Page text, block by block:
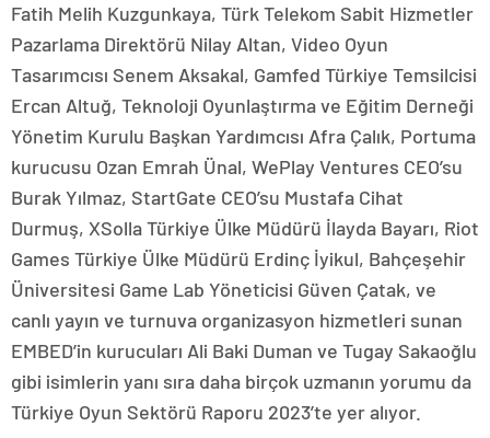
Fatih Melih Kuzgunkaya, Türk Telekom Sabit Hizmetler
Pazarlama Direktörü Nilay Altan, Video Oyun
Tasarımcısı Senem Aksakal, Gamfed Türkiye Temsilcisi
Ercan Altuğ, Teknoloji Oyunlaştırma ve Eğitim Derneği
Yönetim Kurulu Başkan Yardımcısı Afra Çalık, Portuma
kurucusu Ozan Emrah Ünal, WePlay Ventures CEO’su
Burak Yılmaz, StartGate CEO’su Mustafa Cihat
Durmuş, XSolla Türkiye Ülke Müdürü İlayda Bayarı, Riot
Games Türkiye Ülke Müdürü Erdinç İyikul, Bahçeşehir
Üniversitesi Game Lab Yöneticisi Güven Çatak, ve
canlı yayın ve turnuva organizasyon hizmetleri sunan
EMBED’in kurucuları Ali Baki Duman ve Tugay Sakaoğlu
gibi isimlerin yanı sıra daha birçok uzmanın yorumu da
Türkiye Oyun Sektörü Raporu 2023’te yer alıyor.